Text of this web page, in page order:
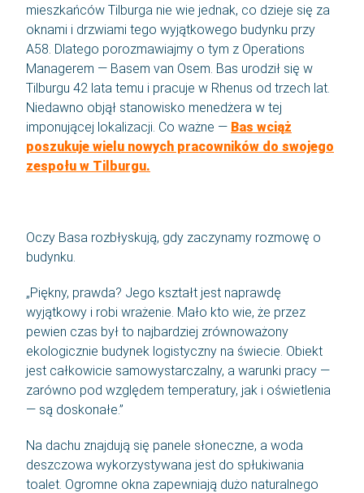
Boogschutterstraat 5, 5015 BX Tilburg, Holandia
T:+31 (0)13 464 89 50 | E:recruitment@sbaflex.com
SBA Flex Recruitment Sp. z.o.o
Ul. Ozimska 40, lok. 112, 45-058 Opole
T:+48 (0)77 888 12 17 | E: rekrutacja@sbaflex.pl
mieszkańców Tilburga nie wie jednak, co dzieje się za
oknami i drzwiami tego wyjątkowego budynku przy
A58. Dlatego porozmawiajmy o tym z Operations
Managerem — Basem van Osem. Bas urodził się w
Tilburgu 42 lata temu i pracuje w Rhenus od trzech lat.
Niedawno objął stanowisko menedżera w tej
imponującej lokalizacji. Co ważne — Bas wciąż
poszukuje wielu nowych pracowników do swojego
zespołu w Tilburgu.
Oczy Basa rozbłyskują, gdy zaczynamy rozmowę o
budynku.
„Piękny, prawda? Jego kształt jest naprawdę
wyjątkowy i robi wrażenie. Mało kto wie, że przez
pewien czas był to najbardziej zrównoważony
ekologicznie budynek logistyczny na świecie. Obiekt
jest całkowicie samowystarczalny, a warunki pracy —
zarówno pod względem temperatury, jak i oświetlenia
— są doskonałe.”
Na dachu znajdują się panele słoneczne, a woda
deszczowa wykorzystywana jest do spłukiwania
toalet. Ogromne okna zapewniają dużo naturalnego